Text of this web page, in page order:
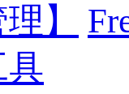
】
具